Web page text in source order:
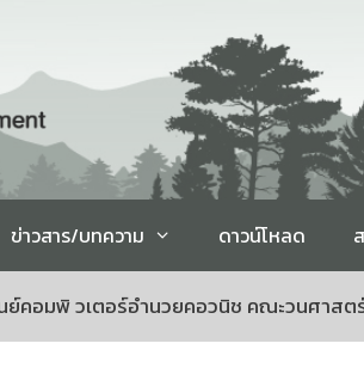
ข่าวสาร/บทความ ดาวน์โหลด
ย์คอมพิ วเตอร์อำนวยคอวนิช คณะวนศา